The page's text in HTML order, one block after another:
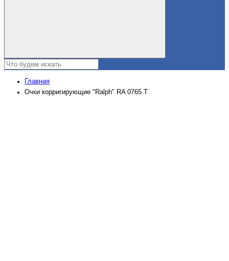
Главная
Очки корригирующие "Ralph" RA 0765 Т